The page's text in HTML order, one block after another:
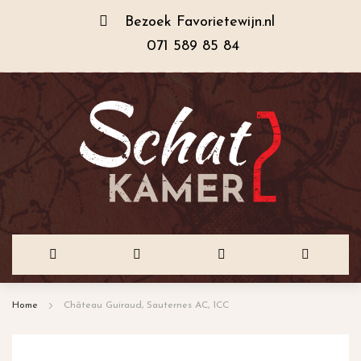
Bezoek Favorietewijn.nl
071 589 85 84
Home Château Guiraud, Sauternes AC, 1CC